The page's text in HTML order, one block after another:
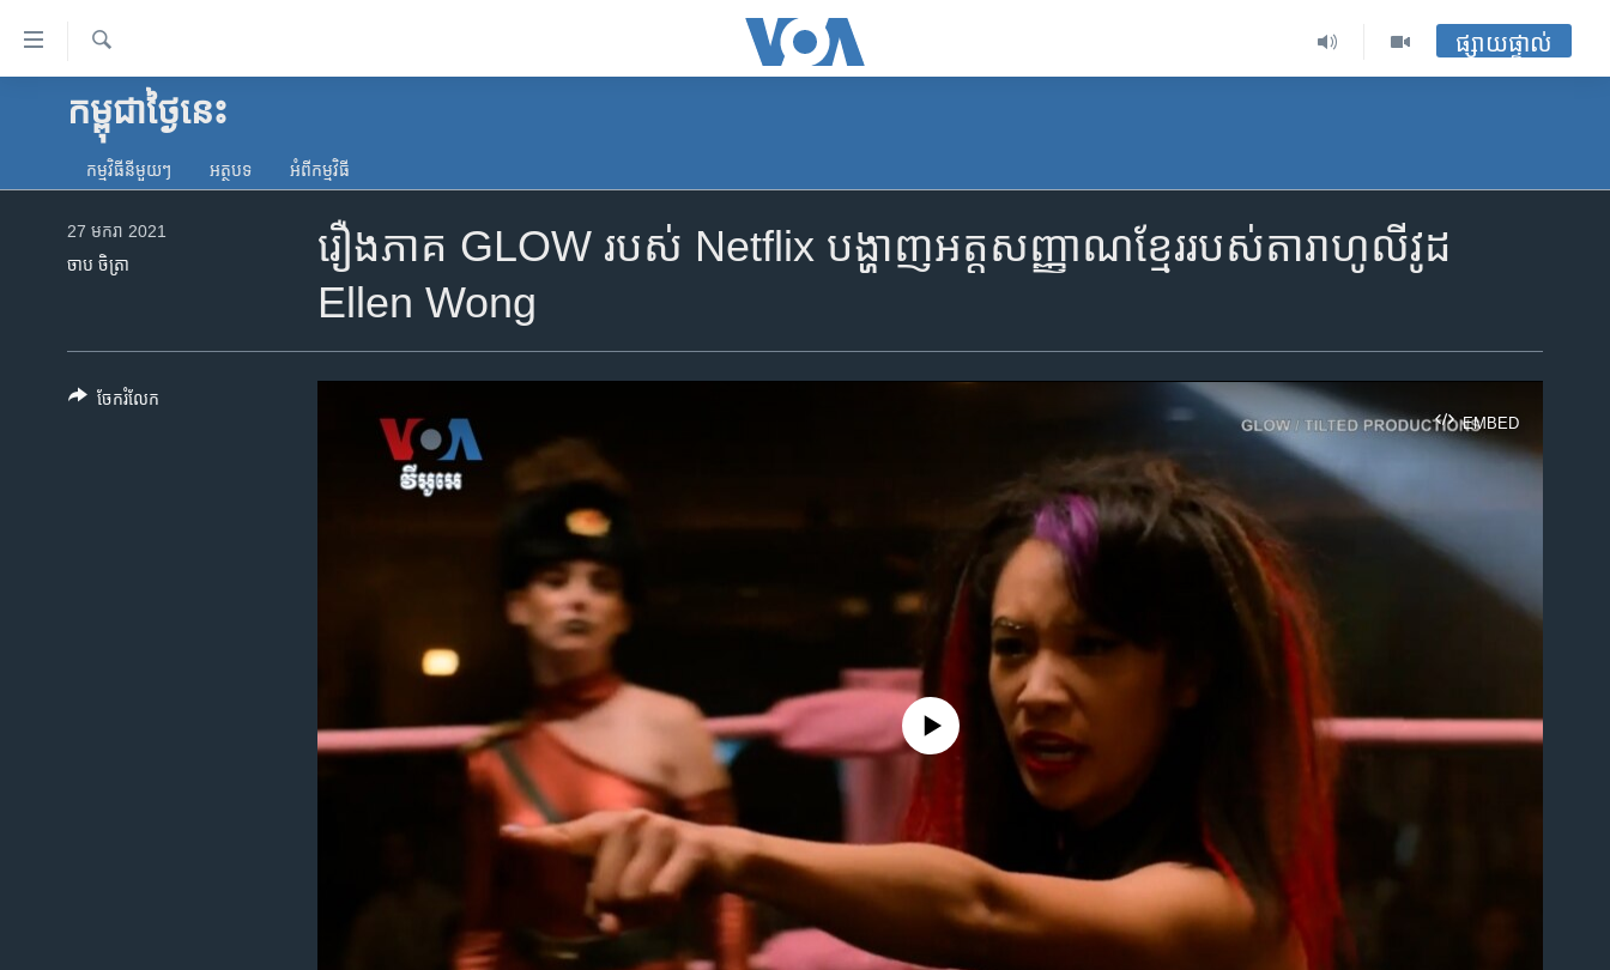
ទៅ​
គេហទំព័រ​
ទាក់ទង
និង​អាមេរិក
ទូរទស្សន៍ / វីដេអូ​
រក
ផ្សាយផ្ទាល់
កម្ពុជាថ្ងៃនេះ
កម្មវិធី​នីមួយៗ អត្ថបទ​ អំពី​កម្មវិធី​
រឿង​ភាគ​ GLOW របស់​ Netflix បង្ហាញ​អត្តសញ្ញាណ​ខ្មែរ​របស់​តារា​ហូលីវូដ
Ellen Wong
27 មករា 2021
ចាប ចិត្រា
EMBED
No media source currently available
ចែករំលែក